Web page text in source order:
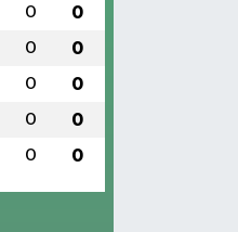
0 0
0 0
0 0
0 0
0 0